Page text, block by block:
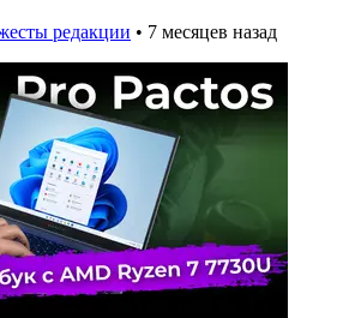
редакции • 7 месяцев назад